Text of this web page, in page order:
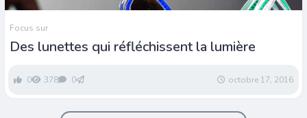
Focus sur
Des lunettes qui réfléchissent la lumière
0 378 0 octobre 17, 2016